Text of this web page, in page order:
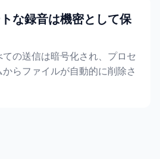
な録音は機密として保
の送信は暗号化され、プロセ
らファイルが自動的に削除さ